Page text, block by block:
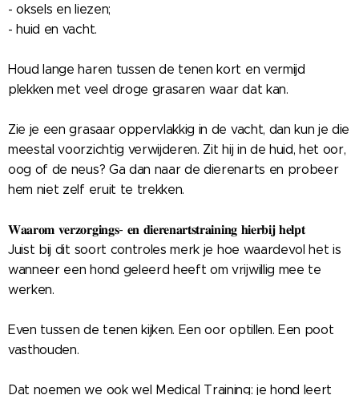
- oksels en liezen;
- huid en vacht.
Houd lange haren tussen de tenen kort en vermijd
plekken met veel droge grasaren waar dat kan.
Zie je een grasaar oppervlakkig in de vacht, dan kun je die
meestal voorzichtig verwijderen. Zit hij in de huid, het oor,
oog of de neus? Ga dan naar de dierenarts en probeer
hem niet zelf eruit te trekken.
𝐖𝐚𝐚𝐫𝐨𝐦 𝐯𝐞𝐫𝐳𝐨𝐫𝐠𝐢𝐧𝐠𝐬- 𝐞𝐧 𝐝𝐢𝐞𝐫𝐞𝐧𝐚𝐫𝐭𝐬𝐭𝐫𝐚𝐢𝐧𝐢𝐧𝐠 𝐡𝐢𝐞𝐫𝐛𝐢𝐣 𝐡𝐞𝐥𝐩𝐭
Juist bij dit soort controles merk je hoe waardevol het is
wanneer een hond geleerd heeft om vrijwillig mee te
werken.
Even tussen de tenen kijken. Een oor optillen. Een poot
vasthouden.
Dat noemen we ook wel Medical Training: je hond leert